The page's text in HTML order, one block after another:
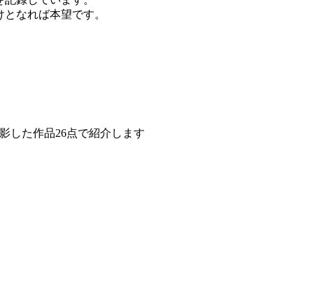
なれば本望です。
した作品26点で紹介します